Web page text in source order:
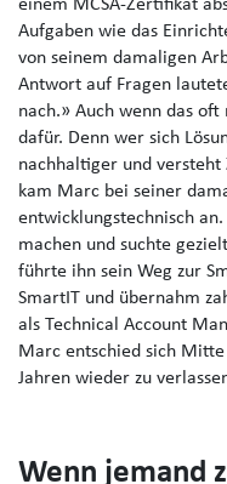
einem MCSA-Zertifikat
Aufgaben wie das
von seinem damaligen
Antwort auf Fragen
nach.» Auch wenn das
dafür. Denn wer sich
nachhaltiger und versteht
kam Marc bei seiner
entwicklungstechnisch
machen und suchte
führte ihn sein Weg zur
SmartIT und übernahm
als Technical Account
Marc entschied sich Mitte
Jahren wieder zu
Wenn jemand